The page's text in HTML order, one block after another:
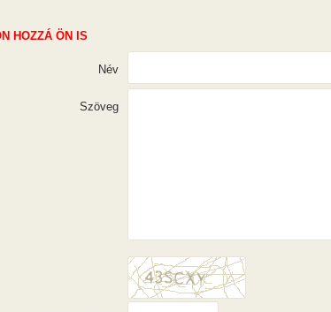
HOZZÁ ÖN IS
Név
Szöveg